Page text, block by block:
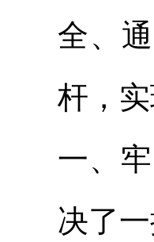
全、
杆，
一、
决了